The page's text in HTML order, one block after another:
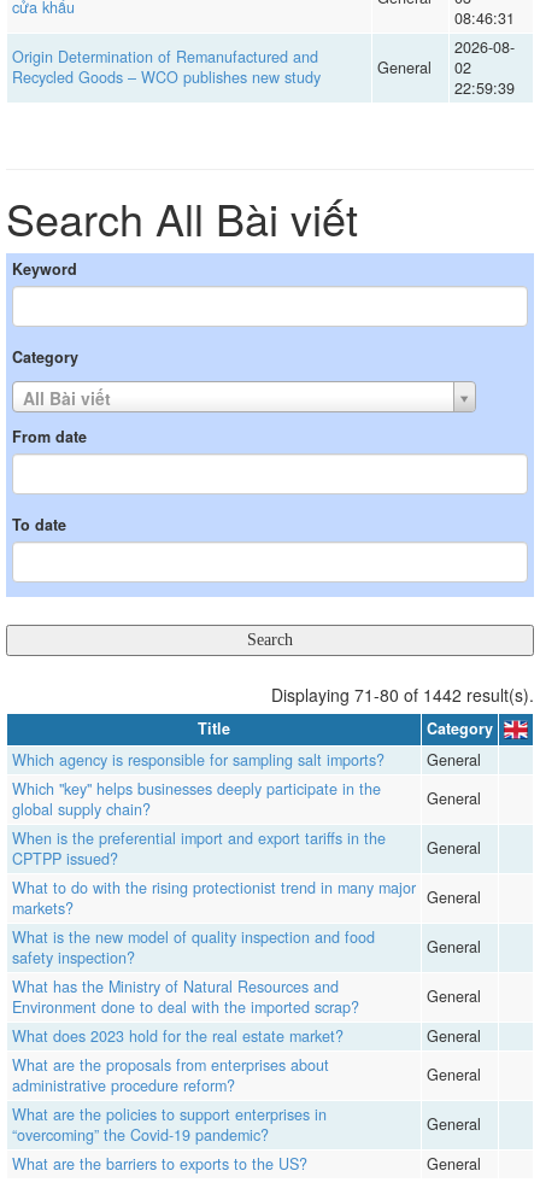
cửa khẩu
08:46:31
Origin Determination of Remanufactured and
Recycled Goods – WCO publishes new study
General
2026-08-
02
22:59:39
Search All Bài viết
Keyword
Category
All Bài viết
From date
To date
Displaying 71-80 of 1442 result(s).
Title
Category
Which agency is responsible for sampling salt imports?
General
Which "key" helps businesses deeply participate in the
global supply chain?
General
When is the preferential import and export tariffs in the
CPTPP issued?
General
What to do with the rising protectionist trend in many major
markets?
General
What is the new model of quality inspection and food
safety inspection?
General
What has the Ministry of Natural Resources and
Environment done to deal with the imported scrap?
General
What does 2023 hold for the real estate market?
General
What are the proposals from enterprises about
administrative procedure reform?
General
What are the policies to support enterprises in
“overcoming” the Covid-19 pandemic?
General
What are the barriers to exports to the US?
General